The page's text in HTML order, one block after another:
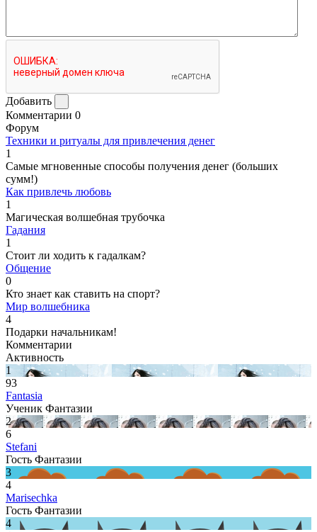
Добавить
Комментарии 0
Форум
Техники и ритуалы для привлечения денег
1
Самые мгновенные способы получения денег (больших
сумм!)
Как привлечь любовь
1
Магическая волшебная трубочка
Гадания
1
Стоит ли ходить к гадалкам?
Общение
0
Кто знает как ставить на спорт?
Мир волшебника
4
Подарки начальникам!
Комментарии
Активность
1
93
Fantasia
Ученик Фантазии
2
6
Stefani
Гость Фантазии
3
4
Marisechka
Гость Фантазии
4